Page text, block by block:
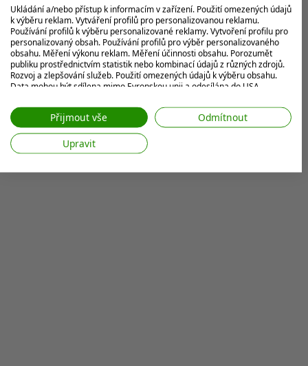
Ukládání a/nebo přístup k informacím v zařízení. Použití omezených údajů
k výběru reklam. Vytváření profilů pro personalizovanou reklamu.
Používání profilů k výběru personalizované reklamy. Vytvoření profilu pro
personalizovaný obsah. Používání profilů pro výběr personalizovaného
obsahu. Měření výkonu reklam. Měření účinnosti obsahu. Porozumět
publiku prostřednictvím statistik nebo kombinací údajů z různých zdrojů.
Rozvoj a zlepšování služeb. Použití omezených údajů k výběru obsahu.
Data mohou být sdílena mimo Evropskou unii a odesílána do USA.
web/aplikaci.
Zobrazit seznam partnerů (7 Prodejci IAB)
Vaše údaje používáme pro následující účely:
Přijmout vše
Odmítnout
Upravit